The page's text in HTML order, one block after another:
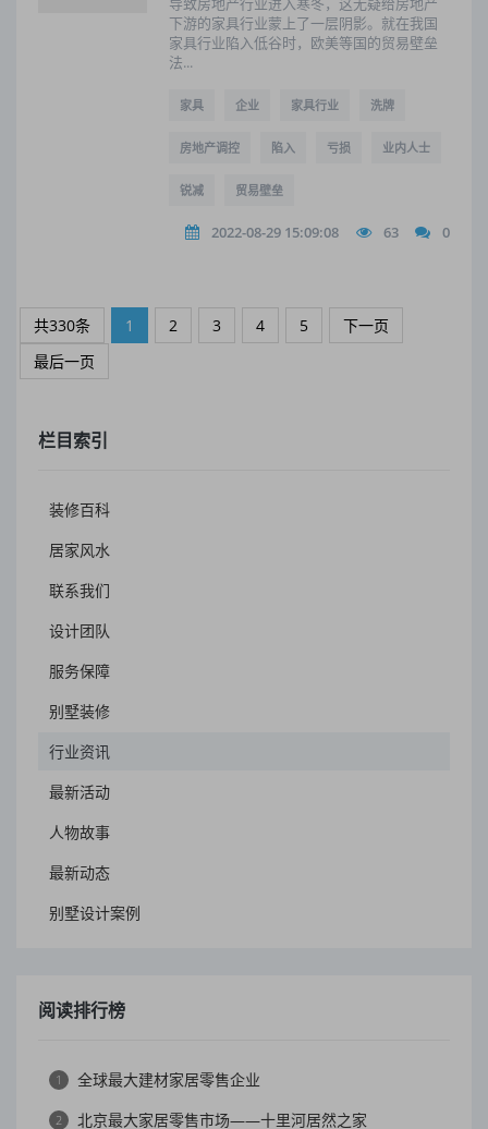
下游的家具行业蒙上了一层阴影。就在我国
家具行业陷入低谷时，欧美等国的贸易壁垒
法...
家具 企业 家具行业 洗牌
房地产调控 陷入 亏损 业内人士
锐减 贸易壁垒
2022-08-29 15:09:08 63 0
共330条 1 2 3 4 5
下一页
最后一页
栏目索引
装修百科
居家风水
联系我们
设计团队
服务保障
别墅装修
行业资讯
最新活动
人物故事
最新动态
别墅设计案例
阅读排行榜
1 全球最大建材家居零售企业
2 北京最大家居零售市场——十里河居然之家